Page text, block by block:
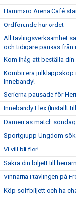
Hammarö Arena Café
Ordförande har ordet
All tävlingsverksamhet
och tidigare pausas från
Kom ihåg att beställa
Kombinera julklappsköp
Innebandy!
Serierna pausade för
Innebandy Flex (Inställt
Damernas match
Sportgrupp Ungdom
Vi vill bli fler!
Säkra din biljett till
Vinnarna i tävlingen på
Köp soffbiljett och ha